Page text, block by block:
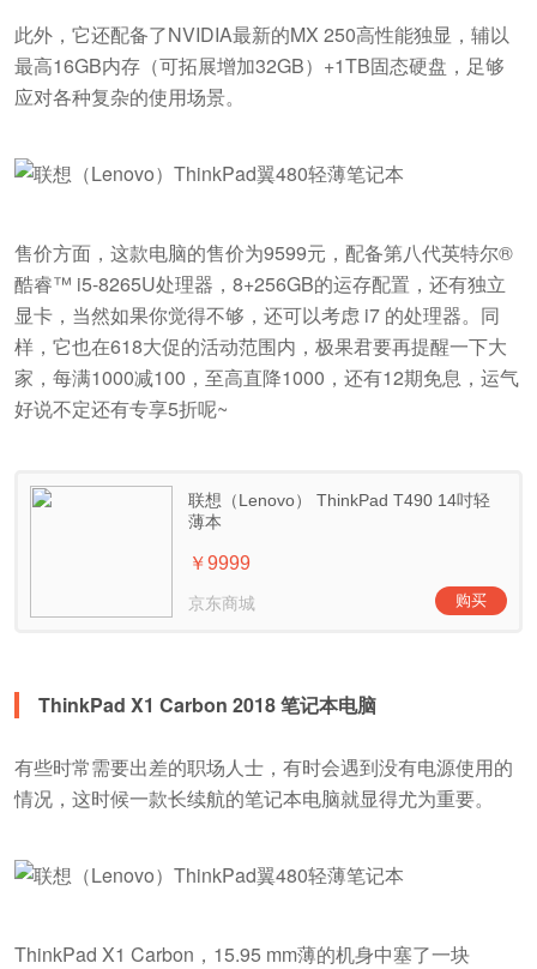
此外，它还配备了NVIDIA最新的MX 250高性能独显，辅以
最高16GB内存（可拓展增加32GB）+1TB固态硬盘，足够
应对各种复杂的使用场景。
售价方面，这款电脑的售价为9599元，配备第八代英特尔®
酷睿™ i5-8265U处理器，8+256GB的运存配置，还有独立
显卡，当然如果你觉得不够，还可以考虑 i7 的处理器。同
样，它也在618大促的活动范围内，极果君要再提醒一下大
家，每满1000减100，至高直降1000，还有12期免息，运气
好说不定还有专享5折呢~
ThinkPad X1 Carbon 2018 笔记本电脑
有些时常需要出差的职场人士，有时会遇到没有电源使用的
情况，这时候一款长续航的笔记本电脑就显得尤为重要。
ThinkPad X1 Carbon，15.95 mm薄的机身中塞了一块